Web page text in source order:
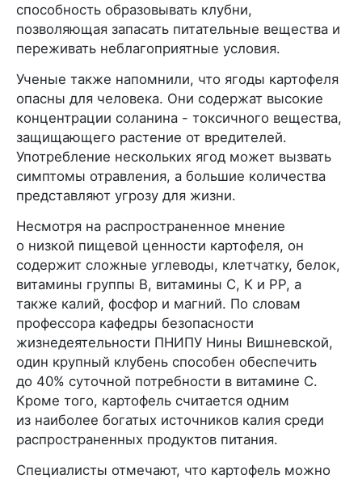
способность образовывать клубни,
позволяющая запасать питательные вещества и
переживать неблагоприятные условия.
Ученые также напомнили, что ягоды картофеля
опасны для человека. Они содержат высокие
концентрации соланина - токсичного вещества,
защищающего растение от вредителей.
Употребление нескольких ягод может вызвать
симптомы отравления, а большие количества
представляют угрозу для жизни.
Несмотря на распространенное мнение
о низкой пищевой ценности картофеля, он
содержит сложные углеводы, клетчатку, белок,
витамины группы B, витамины С, K и PP, а
также калий, фосфор и магний. По словам
профессора кафедры безопасности
жизнедеятельности ПНИПУ Нины Вишневской,
один крупный клубень способен обеспечить
до 40% суточной потребности в витамине С.
Кроме того, картофель считается одним
из наиболее богатых источников калия среди
распространенных продуктов питания.
Специалисты отмечают, что картофель можно